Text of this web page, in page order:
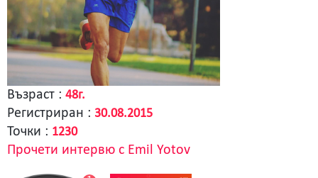
Възраст : 48г.
Регистриран : 30.08.2015
Точки : 1230
Прочети интервю с Emil Yotov